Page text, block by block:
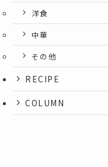
洋食
中華
その他
RECIPE
COLUMN